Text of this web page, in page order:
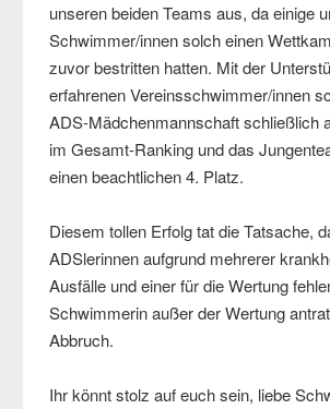
unseren beiden Teams aus, da einige
Schwimmer/innen solch einen
zuvor bestritten hatten. Mit der
erfahrenen Vereinsschwimmer/innen
ADS-Mädchenmannschaft schließlich
im Gesamt-Ranking und das
einen beachtlichen 4. Platz.
Diesem tollen Erfolg tat die Tatsache,
ADSlerinnen aufgrund mehrerer
Ausfälle und einer für die Wertung
Schwimmerin außer der Wertung
Abbruch.
Ihr könnt stolz auf euch sein, liebe